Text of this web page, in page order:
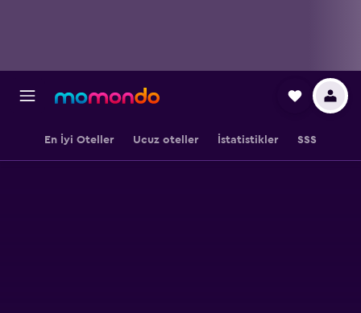
En İyi Oteller Ucuz oteller İstatistikler SSS